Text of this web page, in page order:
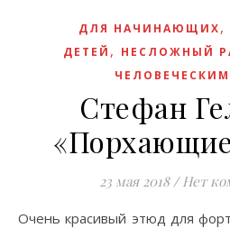
ДЛЯ НАЧИНАЮЩИХ,
ДЕТЕЙ , НЕСЛОЖНЫЙ
Стефан
23 мая 2018 / Нет
Очень красивый этюд для фортепиано с человеческим